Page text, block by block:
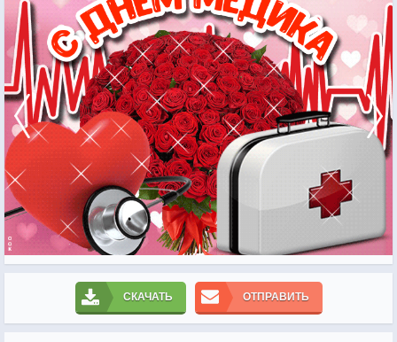
СКАЧАТЬ ОТПРАВИТЬ